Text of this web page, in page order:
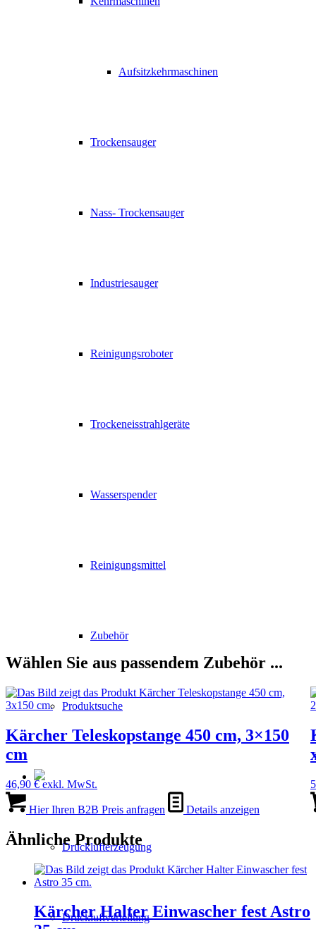
Aufsitzkehrmaschinen
Trockensauger
Nass- Trockensauger
Industriesauger
Reinigungsroboter
Trockeneisstrahlgeräte
Wasserspender
Reinigungsmittel
Zubehör
Produktsuche
Drucklufterzeugung
Druckluftverteilung
Wählen Sie aus passendem Zubehör ...
Kärcher Teleskopstange 450 cm, 3×150
cm
46,90 €exkl. MwSt.
Hier Ihren B2B Preis anfragen Details anzeigen
Ähnliche Produkte
Kärcher Halter Einwascher fest Astro